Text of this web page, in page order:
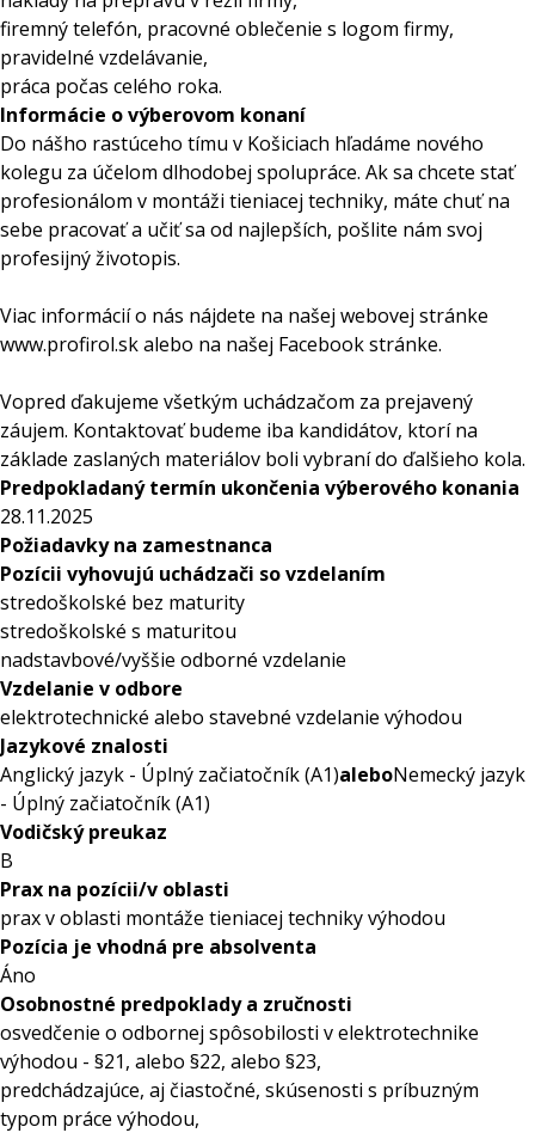
firemný telefón, pracovné oblečenie s logom firmy,
pravidelné vzdelávanie,
práca počas celého roka.
Informácie o výberovom konaní
Do nášho rastúceho tímu v Košiciach hľadáme nového
kolegu za účelom dlhodobej spolupráce. Ak sa chcete stať
profesionálom v montáži tieniacej techniky, máte chuť na
sebe pracovať a učiť sa od najlepších, pošlite nám svoj
profesijný životopis.
Viac informácií o nás nájdete na našej webovej stránke
www.profirol.sk alebo na našej Facebook stránke.
Vopred ďakujeme všetkým uchádzačom za prejavený
záujem. Kontaktovať budeme iba kandidátov, ktorí na
základe zaslaných materiálov boli vybraní do ďalšieho kola.
Predpokladaný termín ukončenia výberového konania
28.11.2025
Požiadavky na zamestnanca
Pozícii vyhovujú uchádzači so vzdelaním
stredoškolské bez maturity
stredoškolské s maturitou
nadstavbové/vyššie odborné vzdelanie
Vzdelanie v odbore
elektrotechnické alebo stavebné vzdelanie výhodou
Jazykové znalosti
Anglický jazyk - Úplný začiatočník (A1)aleboNemecký jazyk
- Úplný začiatočník (A1)
Vodičský preukaz
B
Prax na pozícii/v oblasti
prax v oblasti montáže tieniacej techniky výhodou
Pozícia je vhodná pre absolventa
Áno
Osobnostné predpoklady a zručnosti
osvedčenie o odbornej spôsobilosti v elektrotechnike
výhodou - §21, alebo §22, alebo §23,
predchádzajúce, aj čiastočné, skúsenosti s príbuzným
typom práce výhodou,